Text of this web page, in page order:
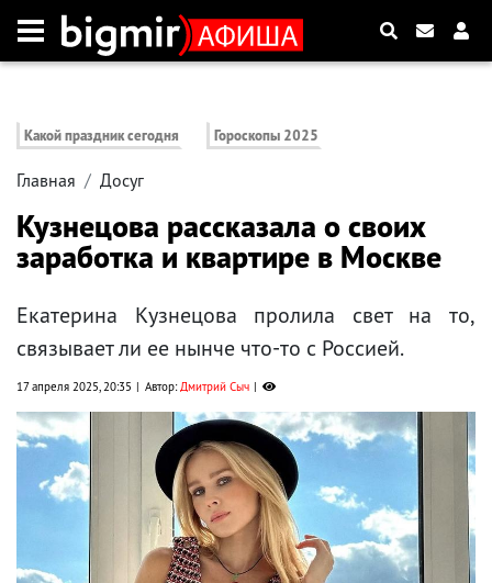
Какой праздник сегодня Гороскопы 2025
Главная Досуг
Кузнецова рассказала о своих
заработка и квартире в Москве
Екатерина Кузнецова пролила свет на то,
связывает ли ее нынче что-то с Россией.
17 апреля 2025, 20:35 Автор:Дмитрий Сыч